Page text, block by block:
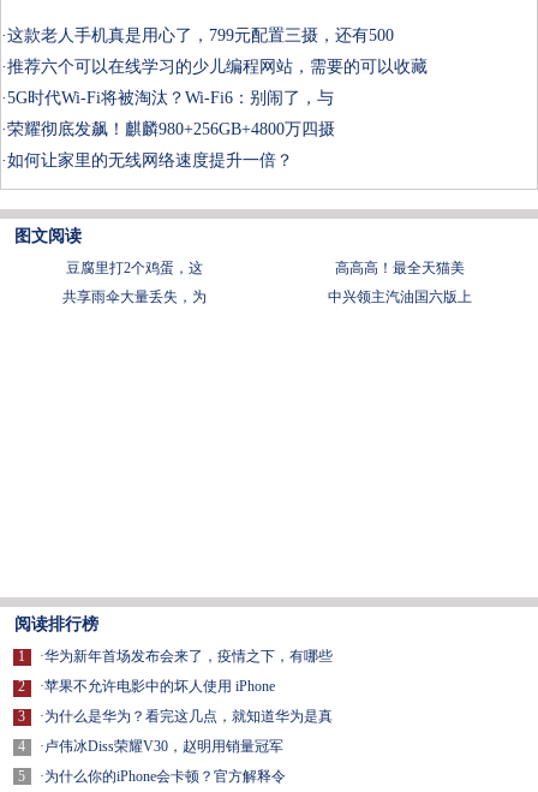
·这款老人手机真是用心了，799元配置三摄，还有500
·推荐六个可以在线学习的少儿编程网站，需要的可以收藏
·5G时代Wi-Fi将被淘汰？Wi-Fi6：别闹了，与
·荣耀彻底发飙！麒麟980+256GB+4800万四摄
·如何让家里的无线网络速度提升一倍？
图文阅读
豆腐里打2个鸡蛋，这
​高高高！最全天猫美
共享雨伞大量丢失，为
中兴领主汽油国六版上
阅读排行榜
1
2
3
4
5
·华为新年首场发布会来了，疫情之下，有哪些
·苹果不允许电影中的坏人使用 iPhone
·为什么是华为？看完这几点，就知道华为是真
·卢伟冰Diss荣耀V30，赵明用销量冠军
·为什么你的iPhone会卡顿？官方解释令